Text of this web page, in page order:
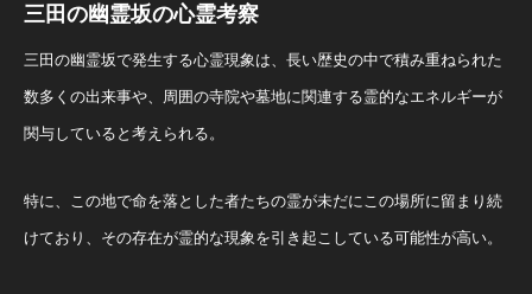
三田の幽霊坂の心霊考察
三田の幽霊坂で発生する心霊現象は、長い歴史の中で積み重ねられた
数多くの出来事や、周囲の寺院や墓地に関連する霊的なエネルギーが
関与していると考えられる。
特に、この地で命を落とした者たちの霊が未だにこの場所に留まり続
けており、その存在が霊的な現象を引き起こしている可能性が高い。